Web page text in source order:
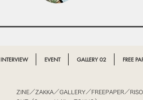
INTERVIEW EVENT GALLERY 02 FREE
​ZINE／ZAKKA／GALLERY／FREEPAPER／